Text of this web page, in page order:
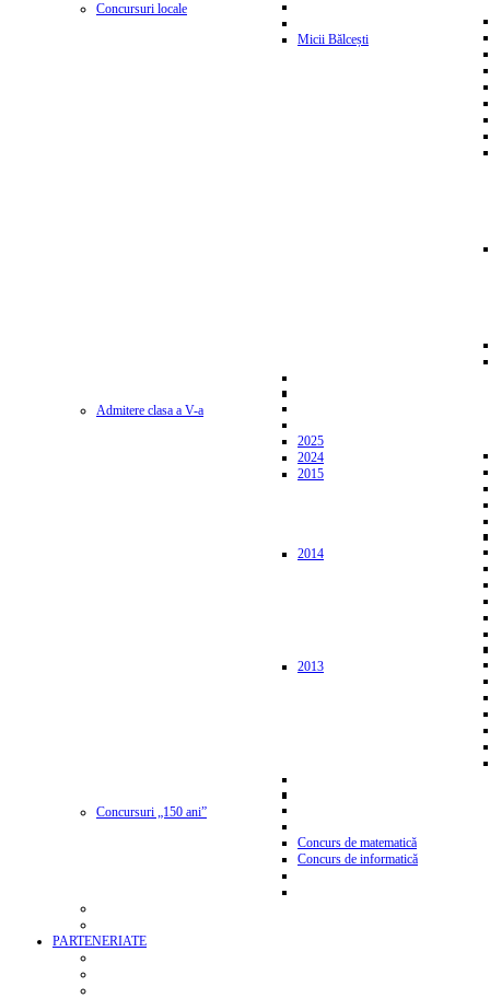
Concursuri locale
Micii Bălcești
Admitere clasa a V-a
2025
2024
2015
2014
2013
Concursuri „150 ani”
Concurs de matematică
Concurs de informatică
PARTENERIATE